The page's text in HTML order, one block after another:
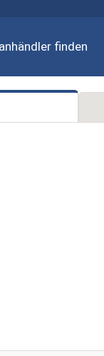
finden